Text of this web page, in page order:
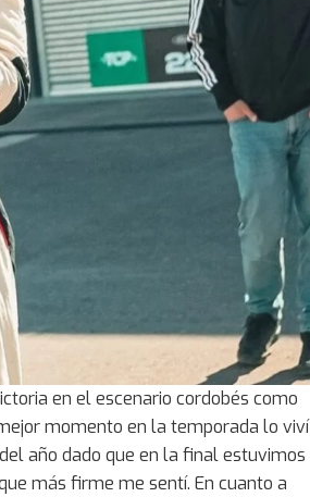
en el escenario cordobés como
momento en la temporada lo viví
año dado que en la final estuvimos
más firme me sentí. En cuanto a